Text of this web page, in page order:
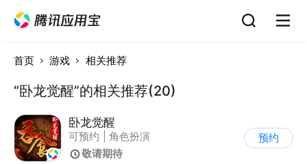
首页 游戏 相关推荐
“卧龙觉醒”的相关推荐(20)
卧龙觉醒
可预约
角色扮演
| 卡牌 | 三国
敬请期待
预约